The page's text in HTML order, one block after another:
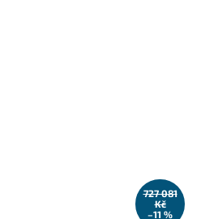
727 081
Kč
–11 %